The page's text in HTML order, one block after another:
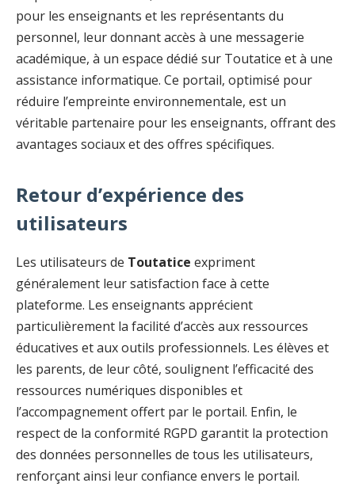
pour les enseignants et les représentants du
personnel, leur donnant accès à une messagerie
académique, à un espace dédié sur Toutatice et à une
assistance informatique. Ce portail, optimisé pour
réduire l’empreinte environnementale, est un
véritable partenaire pour les enseignants, offrant des
avantages sociaux et des offres spécifiques.
Retour d’expérience des
utilisateurs
Les utilisateurs de Toutatice expriment
généralement leur satisfaction face à cette
plateforme. Les enseignants apprécient
particulièrement la facilité d’accès aux ressources
éducatives et aux outils professionnels. Les élèves et
les parents, de leur côté, soulignent l’efficacité des
ressources numériques disponibles et
l’accompagnement offert par le portail. Enfin, le
respect de la conformité RGPD garantit la protection
des données personnelles de tous les utilisateurs,
renforçant ainsi leur confiance envers le portail.